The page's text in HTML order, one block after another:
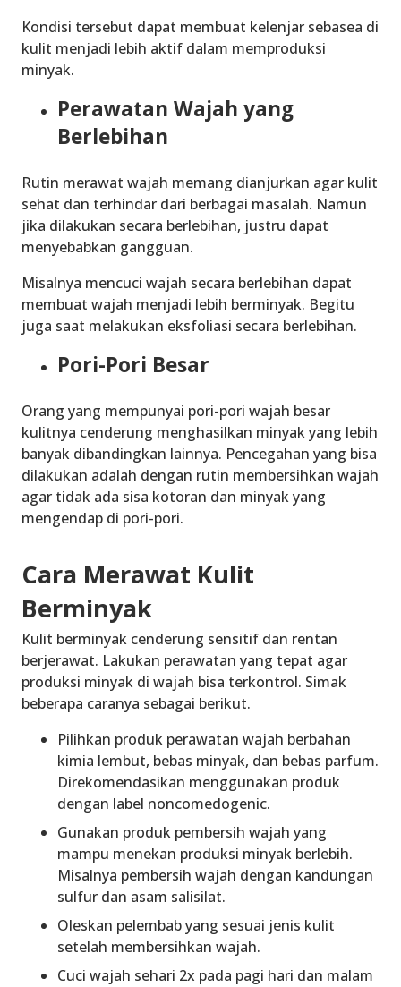
Kondisi tersebut dapat membuat kelenjar sebasea di
kulit menjadi lebih aktif dalam memproduksi
minyak.
Perawatan Wajah yang
Berlebihan
Rutin merawat wajah memang dianjurkan agar kulit
sehat dan terhindar dari berbagai masalah. Namun
jika dilakukan secara berlebihan, justru dapat
menyebabkan gangguan.
Misalnya mencuci wajah secara berlebihan dapat
membuat wajah menjadi lebih berminyak. Begitu
juga saat melakukan eksfoliasi secara berlebihan.
Pori-Pori Besar
Orang yang mempunyai pori-pori wajah besar
kulitnya cenderung menghasilkan minyak yang lebih
banyak dibandingkan lainnya. Pencegahan yang bisa
dilakukan adalah dengan rutin membersihkan wajah
agar tidak ada sisa kotoran dan minyak yang
mengendap di pori-pori.
Cara Merawat Kulit
Berminyak
Kulit berminyak cenderung sensitif dan rentan
berjerawat. Lakukan perawatan yang tepat agar
produksi minyak di wajah bisa terkontrol. Simak
beberapa caranya sebagai berikut.
Pilihkan produk perawatan wajah berbahan
kimia lembut, bebas minyak, dan bebas parfum.
Direkomendasikan menggunakan produk
dengan label noncomedogenic.
Gunakan produk pembersih wajah yang
mampu menekan produksi minyak berlebih.
Misalnya pembersih wajah dengan kandungan
sulfur dan asam salisilat.
Oleskan pelembab yang sesuai jenis kulit
setelah membersihkan wajah.
Cuci wajah sehari 2x pada pagi hari dan malam